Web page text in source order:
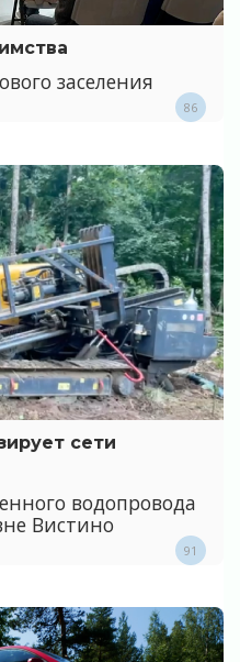
заселения
86
сети
водопровода
Вистино
91